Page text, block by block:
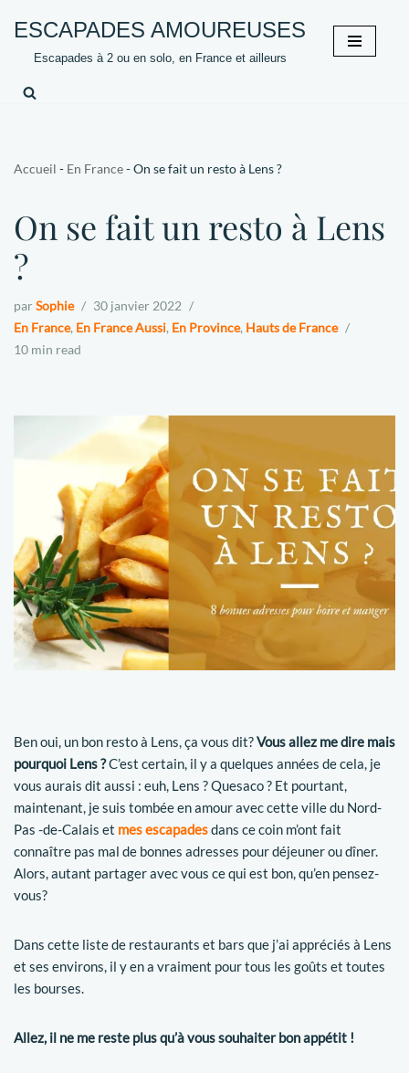
Aller
contenu
ESCAPADES AMOUREUSES
Escapades à 2 ou en solo, en France et ailleurs
Accueil - En France-On se fait un resto à Lens ?
On se fait un resto à Lens
?
par Sophie
30 janvier 2022
En France, En France Aussi, En Province, Hauts de France
10 min read
Ben oui, un bon resto à Lens, ça vous dit?Vous allez me dire mais
pourquoi Lens ?C’est certain, il y a quelques années de cela, je
vous aurais dit aussi : euh, Lens ? Quesaco ? Et pourtant,
maintenant, je suis tombée en amour avec cette ville du Nord-
Pas -de-Calais et mes escapadesdans ce coin m’ont fait
connaître pas mal de bonnes adresses pour déjeuner ou dîner.
Alors, autant partager avec vous ce qui est bon, qu’en pensez-
vous?
Dans cette liste de restaurants et bars que j’ai appréciés à Lens
et ses environs, il y en a vraiment pour tous les goûts et toutes
les bourses.
Allez, il ne me reste plus qu’à vous souhaiter bon appétit !